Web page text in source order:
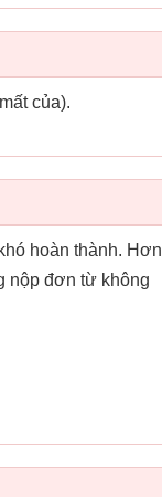
của).
hoàn thành. Hơn
nộp đơn từ không